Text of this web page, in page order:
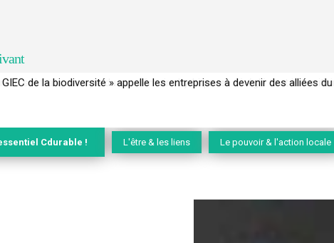
sol français a perdu sa mémoire hydrique et déréglé tout le territoire
Cdurable ! L'être & les liens Le pouvoir & l'action locale